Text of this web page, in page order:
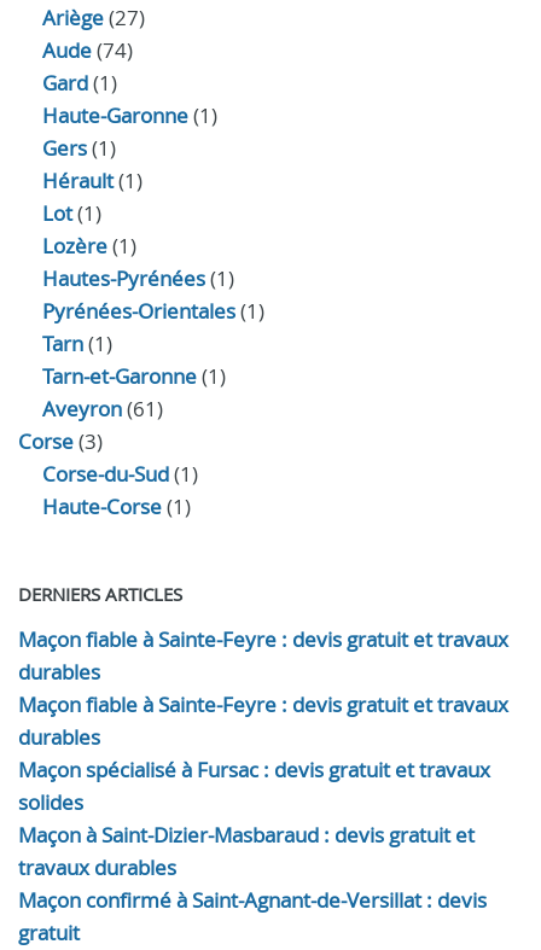
Ariège(27)
Aude(74)
Gard(1)
Haute-Garonne(1)
Gers(1)
Hérault(1)
Lot(1)
Lozère(1)
Hautes-Pyrénées(1)
Pyrénées-Orientales(1)
Tarn(1)
Tarn-et-Garonne(1)
Aveyron(61)
Corse(3)
Corse-du-Sud(1)
Haute-Corse(1)
DERNIERS ARTICLES
Maçon fiable à Sainte-Feyre : devis gratuit et travaux
durables
Maçon fiable à Sainte-Feyre : devis gratuit et travaux
durables
Maçon spécialisé à Fursac : devis gratuit et travaux
solides
Maçon à Saint-Dizier-Masbaraud : devis gratuit et
travaux durables
Maçon confirmé à Saint-Agnant-de-Versillat : devis
gratuit